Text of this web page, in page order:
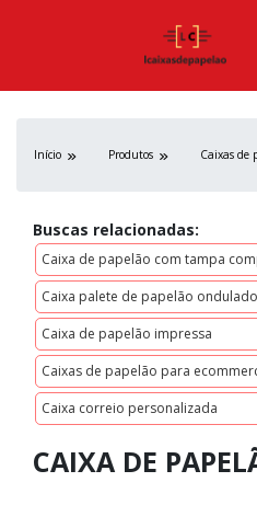
Início Produtos
Buscas relacionadas:
Caixa de papelão com tampa
Caixa palete de papelão
Caixa de papelão impressa
Caixas de papelão para
Caixa correio personalizada
CAIXA DE